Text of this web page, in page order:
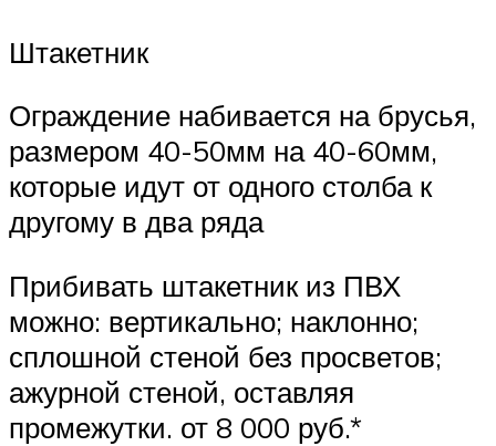
Штакетник
Ограждение набивается на брусья,
размером 40-50мм на 40-60мм,
которые идут от одного столба к
другому в два ряда
Прибивать штакетник из ПВХ
можно: вертикально; наклонно;
сплошной стеной без просветов;
ажурной стеной, оставляя
промежутки. от 8 000 руб.*